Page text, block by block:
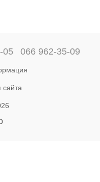
05 066 962-35-09
сайта